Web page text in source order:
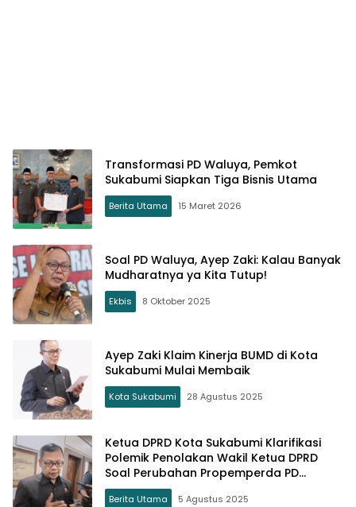
Transformasi PD Waluya, Pemkot
Sukabumi Siapkan Tiga Bisnis Utama
Berita Utama 15 Maret 2026
Soal PD Waluya, Ayep Zaki: Kalau Banyak
Mudharatnya ya Kita Tutup!
Ekbis 8 Oktober 2025
Ayep Zaki Klaim Kinerja BUMD di Kota
Sukabumi Mulai Membaik
Kota Sukabumi 28 Agustus 2025
Ketua DPRD Kota Sukabumi Klarifikasi
Polemik Penolakan Wakil Ketua DPRD
Soal Perubahan Propemperda PD
Waluya
Berita Utama 5 Agustus 2025